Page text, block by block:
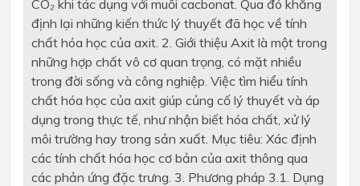
CO₂ khi tác dụng với muối cacbonat. Qua đó khẳng
định lại những kiến thức lý thuyết đã học về tính
chất hóa học của axit. 2. Giới thiệu Axit là một trong
những hợp chất vô cơ quan trọng, có mặt nhiều
trong đời sống và công nghiệp. Việc tìm hiểu tính
chất hóa học của axit giúp củng cố lý thuyết và áp
dụng trong thực tế, như nhận biết hóa chất, xử lý
môi trường hay trong sản xuất. Mục tiêu: Xác định
các tính chất hóa học cơ bản của axit thông qua
các phản ứng đặc trưng. 3. Phương pháp 3.1. Dụng